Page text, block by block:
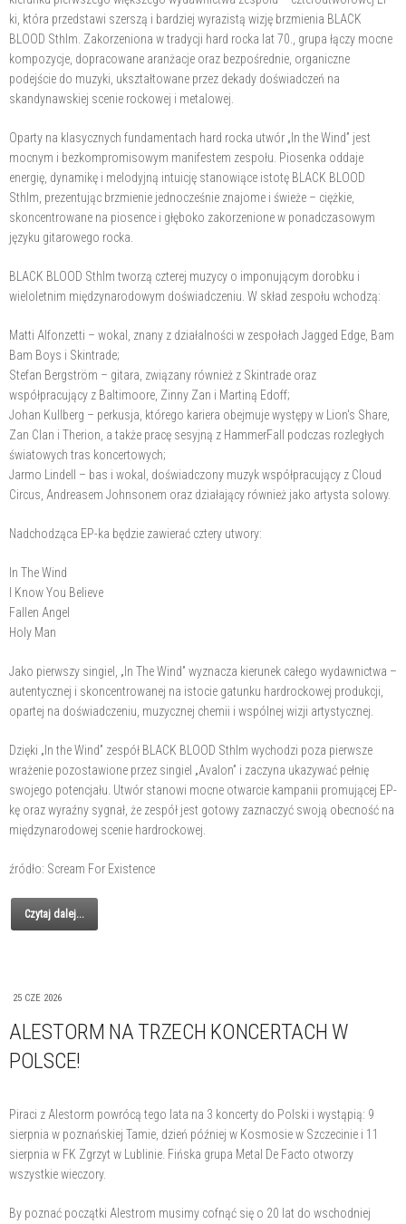
ki, która przedstawi szerszą i bardziej wyrazistą wizję brzmienia BLACK
BLOOD Sthlm. Zakorzeniona w tradycji hard rocka lat 70., grupa łączy mocne
kompozycje, dopracowane aranżacje oraz bezpośrednie, organiczne
podejście do muzyki, ukształtowane przez dekady doświadczeń na
skandynawskiej scenie rockowej i metalowej.
Oparty na klasycznych fundamentach hard rocka utwór „In the Wind” jest
mocnym i bezkompromisowym manifestem zespołu. Piosenka oddaje
energię, dynamikę i melodyjną intuicję stanowiące istotę BLACK BLOOD
Sthlm, prezentując brzmienie jednocześnie znajome i świeże – ciężkie,
skoncentrowane na piosence i głęboko zakorzenione w ponadczasowym
języku gitarowego rocka.
BLACK BLOOD Sthlm tworzą czterej muzycy o imponującym dorobku i
wieloletnim międzynarodowym doświadczeniu. W skład zespołu wchodzą:
Matti Alfonzetti – wokal, znany z działalności w zespołach Jagged Edge, Bam
Bam Boys i Skintrade;
Stefan Bergström – gitara, związany również z Skintrade oraz
współpracujący z Baltimoore, Zinny Zan i Martiną Edoff;
Johan Kullberg – perkusja, którego kariera obejmuje występy w Lion's Share,
Zan Clan i Therion, a także pracę sesyjną z HammerFall podczas rozległych
światowych tras koncertowych;
Jarmo Lindell – bas i wokal, doświadczony muzyk współpracujący z Cloud
Circus, Andreasem Johnsonem oraz działający również jako artysta solowy.
Nadchodząca EP-ka będzie zawierać cztery utwory:
In The Wind
I Know You Believe
Fallen Angel
Holy Man
Jako pierwszy singiel, „In The Wind” wyznacza kierunek całego wydawnictwa –
autentycznej i skoncentrowanej na istocie gatunku hardrockowej produkcji,
opartej na doświadczeniu, muzycznej chemii i wspólnej wizji artystycznej.
Dzięki „In the Wind” zespół BLACK BLOOD Sthlm wychodzi poza pierwsze
wrażenie pozostawione przez singiel „Avalon” i zaczyna ukazywać pełnię
swojego potencjału. Utwór stanowi mocne otwarcie kampanii promującej EP-
kę oraz wyraźny sygnał, że zespół jest gotowy zaznaczyć swoją obecność na
międzynarodowej scenie hardrockowej.
źródło: Scream For Existence
Czytaj dalej...
25 CZE 2026
ALESTORM NA TRZECH KONCERTACH W
POLSCE!
Piraci z Alestorm powrócą tego lata na 3 koncerty do Polski i wystąpią: 9
sierpnia w poznańskiej Tamie, dzień później w Kosmosie w Szczecinie i 11
sierpnia w FK Zgrzyt w Lublinie. Fińska grupa Metal De Facto otworzy
wszystkie wieczory.
By poznać początki Alestrom musimy cofnąć się o 20 lat do wschodniej